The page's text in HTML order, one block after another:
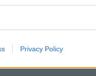
Privacy Policy